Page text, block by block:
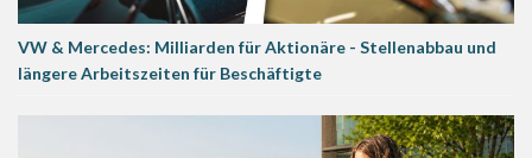
VW & Mercedes: Milliarden für Aktionäre - Stellenabbau und
längere Arbeitszeiten für Beschäftigte